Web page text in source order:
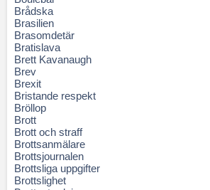
Brådska
Brasilien
Brasomdetär
Bratislava
Brett Kavanaugh
Brev
Brexit
Bristande respekt
Bröllop
Brott
Brott och straff
Brottsanmälare
Brottsjournalen
Brottsliga uppgifter
Brottslighet